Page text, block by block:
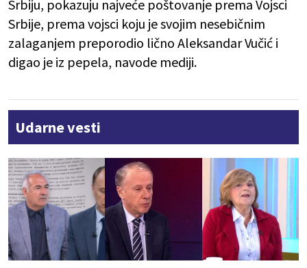
Srbiju, pokazuju najveće poštovanje prema Vojsci
Srbije, prema vojsci koju je svojim nesebičnim
zalaganjem preporodio lično Aleksandar Vučić i
digao je iz pepela, navode mediji.
Udarne vesti